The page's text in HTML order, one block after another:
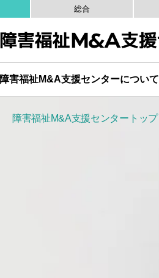
総合
障害福祉M&A支援センターについて
障害福祉M&A支援センタートップ